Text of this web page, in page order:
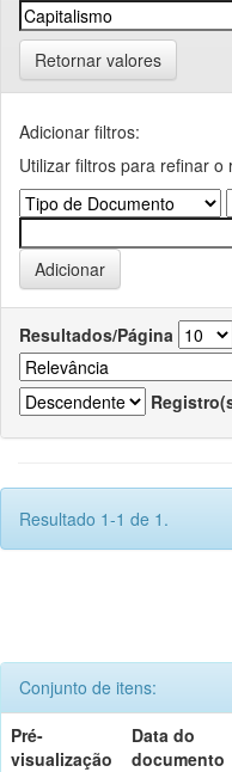
Retornar valores
Adicionar filtros:
Utilizar filtros para refinar o
Resultados/Página
Resultado 1-1 de 1.
Conjunto de itens:
Pré-
visualização
Data do
documento